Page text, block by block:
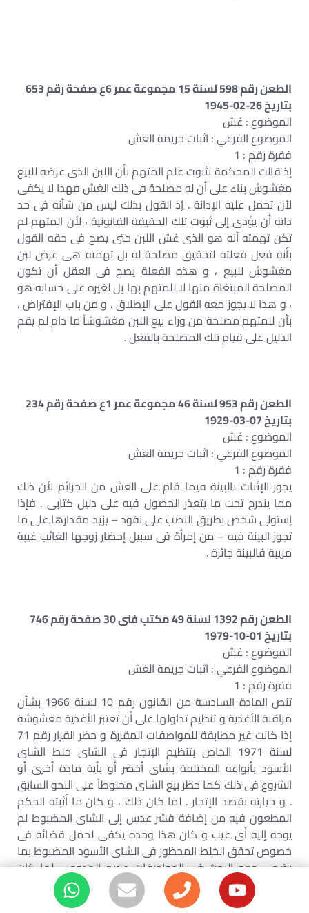
الطعن رقم 598 لسنة 15 مجموعة عمر 6ع صفحة رقم 653
بتاريخ 26-02-1945
الموضوع : غش
الموضوع الفرعي : اثبات جريمة الغش
فقرة رقم : 1
إذ قالت المحكمة بثبوت علم المتهم بأن اللبن الذى عرضه للبيع
مغشوش بناء على أن له مصلحة فى ذلك الغش فهذا لا يكفى
لأن تحمل عليه الإدانة . إذ القول بذلك ليس من شأنه فى حد
ذاته أن يؤدى إلى ثبوت تلك الحقيقة القانونية ، لأن المتهم لم
تكن تهمته أنه هو الذى غش اللبن حتى يصح فى حقه القول
بأنه فعل فعلته لتحقيق مصلحة له بل تهمته هى عرض لبن
مغشوش للبيع ، و هذه الفعلة يصح فى العقل أن تكون
المصلحة المبتغاة منها لا للمتهم بها بل لغيره على حسابه هو
، و هذا لا يجوز معه القول على الإطلاق ، و من باب الإفتراض ،
بأن للمتهم مصلحة من وراء بيع اللبن مغشوشاً ما دام لم يقم
الدليل على قيام تلك المصلحة بالفعل .
الطعن رقم 953 لسنة 46 مجموعة عمر 1ع صفحة رقم 234
بتاريخ 07-03-1929
الموضوع : غش
الموضوع الفرعي : اثبات جريمة الغش
فقرة رقم : 1
يجوز الإثبات بالبينة فيما قام على الغش من الجرائم لأن ذلك
مما يندرج تحت ما يتعذر الحصول فيه على دليل كتابى . فإذا
إستولى شخص بطريق النصب على نقود – يزيد مقدارها على ما
تجوز البينة فيه – من إمرأة فى سبيل إحضار زوجها الغائب غيبة
مريبة فالبينة جائزة .
الطعن رقم 1392 لسنة 49 مكتب فنى 30 صفحة رقم 746
بتاريخ 01-10-1979
الموضوع : غش
الموضوع الفرعي : اثبات جريمة الغش
فقرة رقم : 1
تنص المادة السادسة من القانون رقم 10 لسنة 1966 بشأن
مراقبة الأغذية و تنظيم تداولها على أن تعتبر الأغذية مغشوشة
إذا كانت غير مطابقة للمواصفات المقررة و حظر القرار رقم 71
لسنة 1971 الخاص بتنظيم الإتجار فى الشاى خلط الشاى
الأسود بأنواعه المختلفة بشاى أخضر أو بأية مادة أخرى أو
الشروع فى ذلك كما حظر بيع الشاى مخلوطاً على النحو السابق
. و حيازته بقصد الإتجار . لما كان ذلك ، و كان ما أثبته الحكم
المطعون فيه من إضافة قشر عدس إلى الشاى المضبوط لم
يوجه إليه أى عيب و كان هذا وحده يكفى لحمل قضائه فى
خصوص تحقق الخلط المحظور فى الشاى الأسود المضبوط بما
يضحى معه البحث فى المواصفات عديم الجدوى ، لما كان
ذلك ، و كان مفاد إلتفات الحكم عن قول الطاعن أن باكوات
الشاى المضبوطة لإستعماله الشخصى و أنه إشتراها من